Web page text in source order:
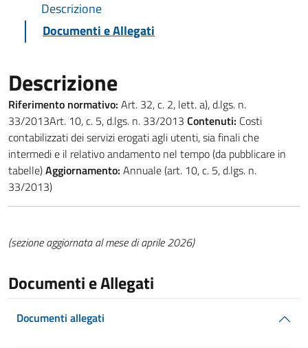
Descrizione
Documenti e Allegati
Descrizione
Riferimento normativo: Art. 32, c. 2, lett. a), d.lgs. n.
33/2013Art. 10, c. 5, d.lgs. n. 33/2013 Contenuti: Costi
contabilizzati dei servizi erogati agli utenti, sia finali che
intermedi e il relativo andamento nel tempo (da pubblicare in
tabelle)Aggiornamento: Annuale (art. 10, c. 5, d.lgs. n.
33/2013)
(sezione aggiornata al mese di aprile 2026)
Documenti e Allegati
Documenti allegati